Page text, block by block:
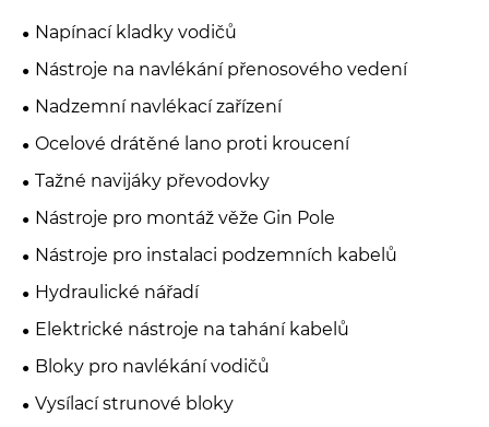
Napínací kladky vodičů
Nástroje na navlékání přenosového vedení
Nadzemní navlékací zařízení
Ocelové drátěné lano proti kroucení
Tažné navijáky převodovky
Nástroje pro montáž věže Gin Pole
Nástroje pro instalaci podzemních kabelů
Hydraulické nářadí
Elektrické nástroje na tahání kabelů
Bloky pro navlékání vodičů
Vysílací strunové bloky